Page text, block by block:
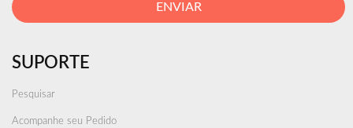
ENVIAR
SUPORTE
Pesquisar
Acompanhe seu Pedido